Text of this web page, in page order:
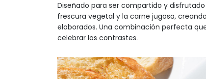
Diseñado para ser compartido y
frescura vegetal y la carne jugosa,
elaborados. Una combinación perfecta
celebrar los contrastes.